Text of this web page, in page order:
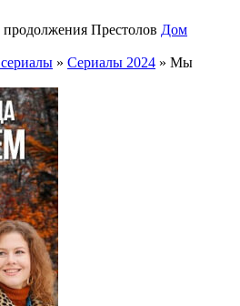
Престолов Дом
» Сериалы 2024 » Мы